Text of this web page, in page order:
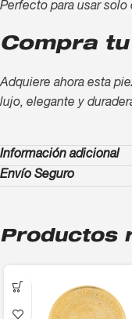
Perfecto para usar
Compra
Adquiere ahora esta
lujo, elegante y
Información adicional
Envío Seguro
Productos